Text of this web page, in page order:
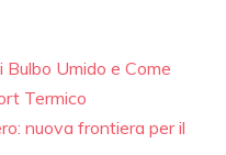
Bulbo Umido e Come
Termico
nuova frontiera per il